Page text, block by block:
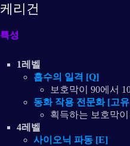
케리건
특성
1레벨
흡수의 일격 [Q]
보호막이 90에서
동화 작용 전문화 [고
획득하는 보호막
4레벨
사이오닉 파동 [E]